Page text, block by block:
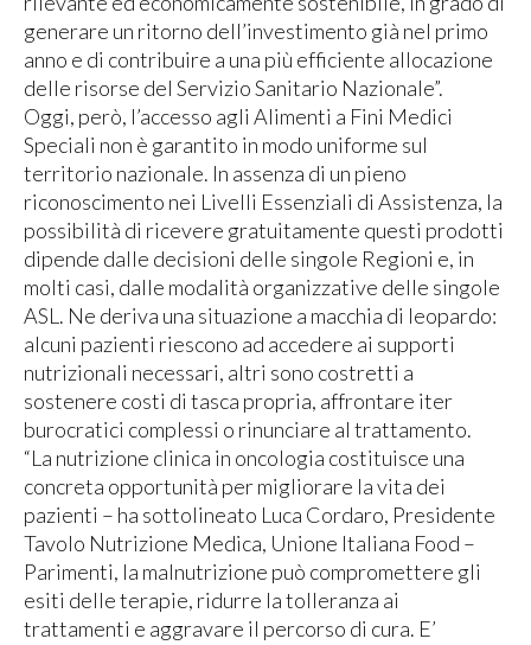
generare un ritorno dell’investimento già nel primo
anno e di contribuire a una più efficiente allocazione
delle risorse del Servizio Sanitario Nazionale”.
Oggi, però, l’accesso agli Alimenti a Fini Medici
Speciali non è garantito in modo uniforme sul
territorio nazionale. In assenza di un pieno
riconoscimento nei Livelli Essenziali di Assistenza, la
possibilità di ricevere gratuitamente questi prodotti
dipende dalle decisioni delle singole Regioni e, in
molti casi, dalle modalità organizzative delle singole
ASL. Ne deriva una situazione a macchia di leopardo:
alcuni pazienti riescono ad accedere ai supporti
nutrizionali necessari, altri sono costretti a
sostenere costi di tasca propria, affrontare iter
burocratici complessi o rinunciare al trattamento.
“La nutrizione clinica in oncologia costituisce una
concreta opportunità per migliorare la vita dei
pazienti – ha sottolineato Luca Cordaro, Presidente
Tavolo Nutrizione Medica, Unione Italiana Food –
Parimenti, la malnutrizione può compromettere gli
esiti delle terapie, ridurre la tolleranza ai
trattamenti e aggravare il percorso di cura. E’